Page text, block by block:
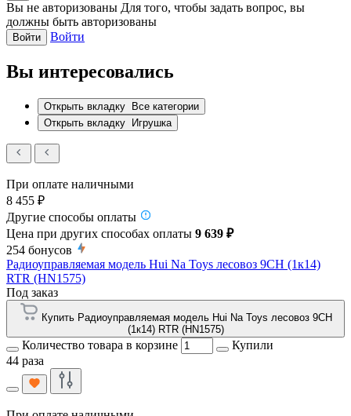
Вы не авторизованы Для того, чтобы задать вопрос, вы
должны быть авторизованы
Войти Войти
Вы интересовались
Открыть вкладку
Все категории
Открыть вкладку
Игрушка
При оплате наличными
8 455 ₽
Другие способы оплаты
Цена при других способах оплаты 9 639 ₽
254 бонусов
Радиоуправляемая модель Hui Na Toys лесовоз 9CH (1к14)
RTR (HN1575)
Под заказ
Купить Радиоуправляемая модель Hui Na Toys лесовоз 9CH
(1к14) RTR (HN1575)
Количество товара в корзине
Купили
44 раза